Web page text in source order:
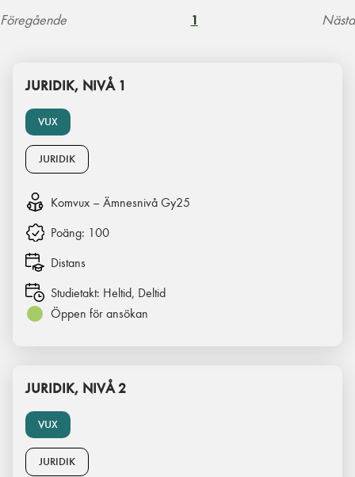
Föregående 1 Nästa
VUX
JURIDIK, NIVÅ 1
JURIDIK
Komvux – Ämnesnivå Gy25
Poäng: 100
Distans
Studietakt: Heltid, Deltid
Öppen för ansökan
VUX
JURIDIK, NIVÅ 2
JURIDIK